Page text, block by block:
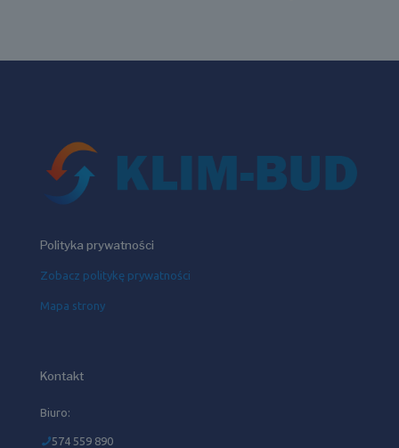
Polityka prywatności
Zobacz politykę prywatności
Mapa strony
Kontakt
Biuro:
574 559 890